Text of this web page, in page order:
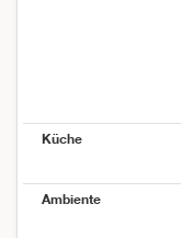
Samstag
Küche
Ambiente